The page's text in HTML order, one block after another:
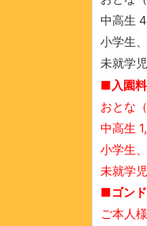
中高生
小学生
未就学
■入園料
おとな
中高生
小学生
未就学
■ゴンド
ご本人